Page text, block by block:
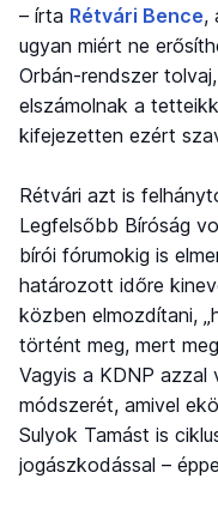
– írta Rétvári Bence,
ugyan miért ne
Orbán-rendszer
elszámolnak a
kifejezetten ezért
Rétvári azt is
Legfelsőbb Bíróság
bírói fórumokig is
határozott időre
közben elmozdítani,
történt meg, mert
Vagyis a KDNP azzal
módszerét, amivel
Sulyok Tamást is
jogászkodással –